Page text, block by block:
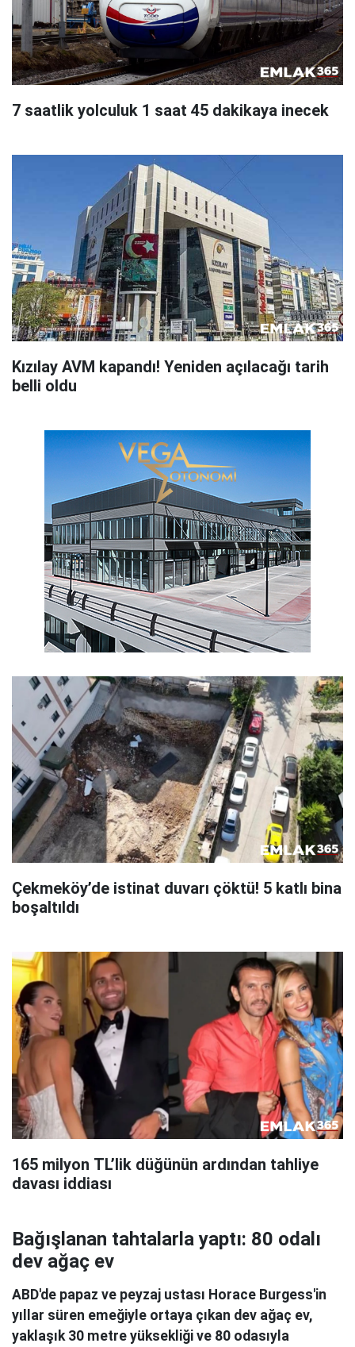
7 saatlik yolculuk 1 saat 45 dakikaya inecek
Kızılay AVM kapandı! Yeniden açılacağı tarih
belli oldu
Çekmeköy’de istinat duvarı çöktü! 5 katlı bina
boşaltıldı
165 milyon TL’lik düğünün ardından tahliye
davası iddiası
Bağışlanan tahtalarla yaptı: 80 odalı
dev ağaç ev
ABD'de papaz ve peyzaj ustası Horace Burgess'in
yıllar süren emeğiyle ortaya çıkan dev ağaç ev,
yaklaşık 30 metre yüksekliği ve 80 odasıyla